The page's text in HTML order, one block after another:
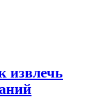
извлечь